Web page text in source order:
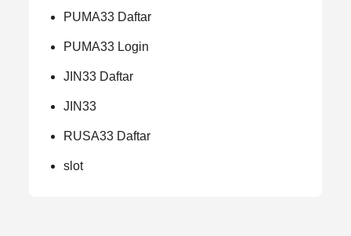
PUMA33 Daftar
PUMA33 Login
JIN33 Daftar
JIN33
RUSA33 Daftar
slot